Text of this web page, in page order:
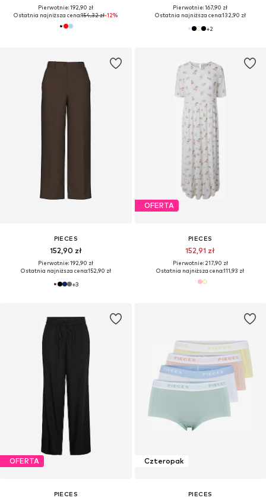
Pierwotnie: 192,90 zł
Ostatnia najniższa cena:154,32 zł-12%
Pierwotnie: 167,90 zł
Ostatnia najniższa cena:132,90 zł
+2
PIECES
152,90 zł
Pierwotnie: 192,90 zł
Ostatnia najniższa cena:152,90 zł
+3
OFERTA
PIECES
152,91 zł
Pierwotnie: 217,90 zł
Ostatnia najniższa cena:111,93 zł
OFERTA
PIECES
Czteropak
PIECES